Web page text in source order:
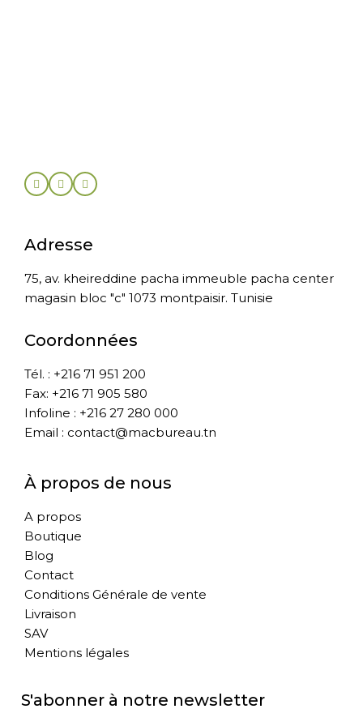
Adresse
75, av. kheireddine pacha immeuble pacha center
magasin bloc "c" 1073 montpaisir. Tunisie
Coordonnées
Tél. : +216 71 951 200
Fax: +216 71 905 580
Infoline : +216 27 280 000
Email : contact@macbureau.tn
À propos de nous
A propos
Boutique
Blog
Contact
Conditions Générale de vente
Livraison
SAV
Mentions légales
S'abonner à notre newsletter